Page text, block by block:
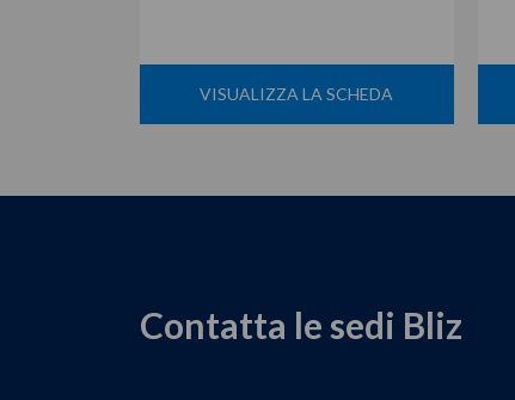
VISUALIZZA LA SCHEDA
Contatta le sedi Bliz